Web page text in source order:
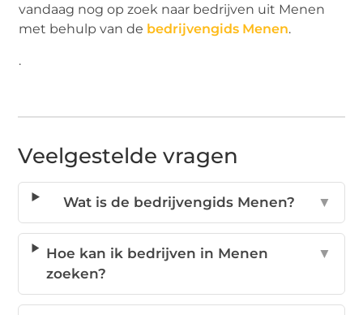
vandaag nog op zoek naar bedrijven uit Menen
met behulp van de bedrijvengids Menen.
.
Veelgestelde vragen
Wat is de bedrijvengids Menen? ▼
Hoe kan ik bedrijven in Menen
zoeken?
▼